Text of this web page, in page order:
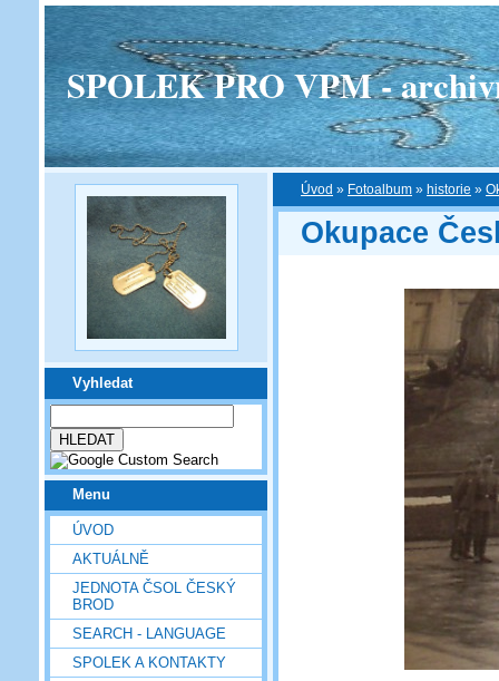
SPOLEK PRO VPM -
Vyhledat
Menu
ÚVOD
AKTUÁLNĚ
JEDNOTA ČSOL ČESKÝ
BROD
SEARCH - LANGUAGE
SPOLEK A KONTAKTY
Úvod » Fotoalbum » historie »
Okupace